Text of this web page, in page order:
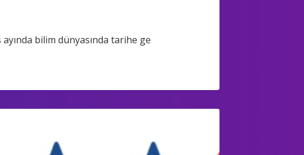
ayında bilim dünyasında tarihe ge